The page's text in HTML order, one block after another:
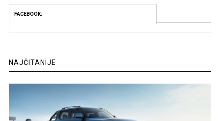
FACEBOOK:
NAJČITANIJE